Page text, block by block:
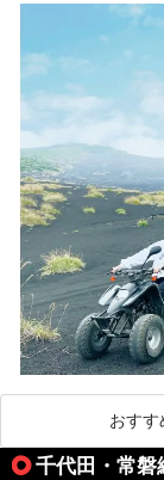
おすす
千代田・常磐